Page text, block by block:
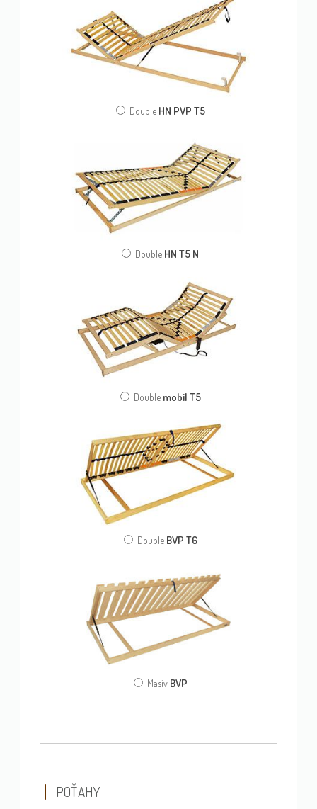
Double HN PVP T5
Double HN T5 N
Double mobil T5
Double BVP T6
Masív BVP
POŤAHY